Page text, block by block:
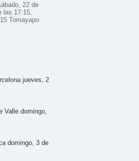
22 de
las 17:15,
Tomayapo
jueves, 2
Valle domingo,
domingo, 3 de